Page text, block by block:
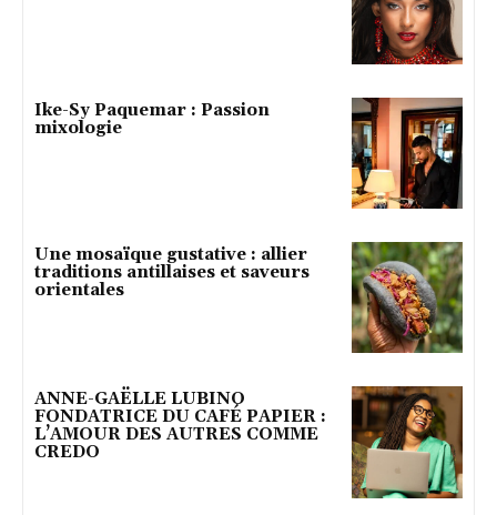
Ike-Sy Paquemar : Passion
mixologie
Une mosaïque gustative : allier
traditions antillaises et saveurs
orientales
ANNE-GAËLLE LUBINO
FONDATRICE DU CAFÉ PAPIER :
L’AMOUR DES AUTRES COMME
CREDO